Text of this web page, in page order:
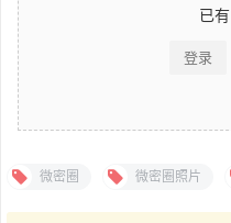
已有
登录
微密圈 微密圈照片